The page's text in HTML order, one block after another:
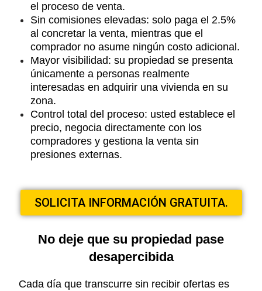
el proceso de venta.
Sin comisiones elevadas: solo paga el 2.5%
al concretar la venta, mientras que el
comprador no asume ningún costo adicional.
Mayor visibilidad: su propiedad se presenta
únicamente a personas realmente
interesadas en adquirir una vivienda en su
zona.
Control total del proceso: usted establece el
precio, negocia directamente con los
compradores y gestiona la venta sin
presiones externas.
SOLICITA INFORMACIÓN GRATUITA.
No deje que su propiedad pase
desapercibida
Cada día que transcurre sin recibir ofertas es